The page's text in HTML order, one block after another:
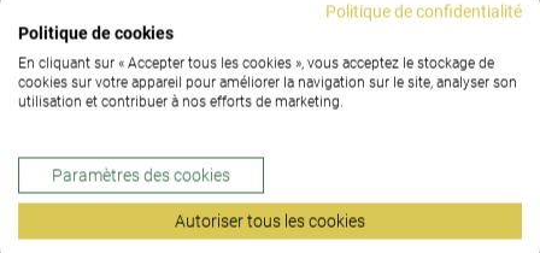
Politique de confidentialité
Politique de cookies
En cliquant sur « Accepter tous les cookies », vous acceptez le stockage de
cookies sur votre appareil pour améliorer la navigation sur le site, analyser son
utilisation et contribuer à nos efforts de marketing.
Paramètres des cookies
Autoriser tous les cookies